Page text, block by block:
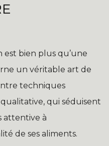
est bien plus qu’une
un véritable art de
techniques
qui séduisent
attentive à
de ses aliments.